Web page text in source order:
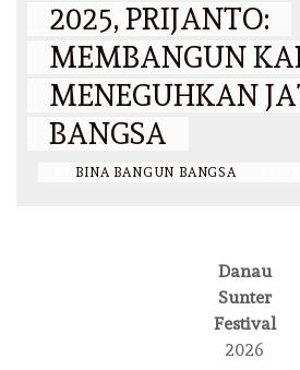
2025, PRIJANTO:
MEMBANGUN
MENEGUHKAN
BANGSA
BINA BANGUN BANGSA
Danau
Sunter
Festival
2026